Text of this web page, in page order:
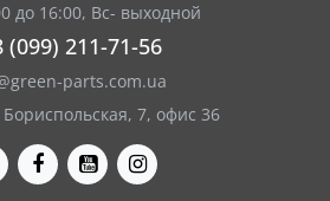
до 16:00, Вс- выходной
(099) 211-71-56
parts.com.ua
Бориспольская, 7, офис 36